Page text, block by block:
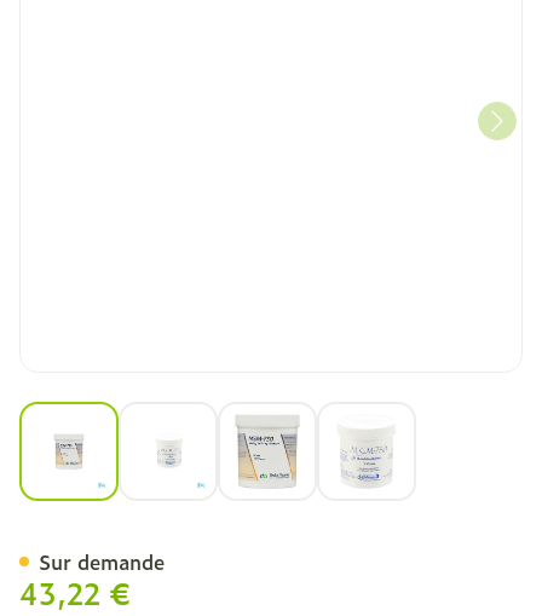
View larger imageView larger imageView larger image
43,22 €
Sur demande